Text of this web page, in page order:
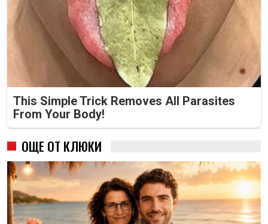
This Simple Trick Removes All Parasites
From Your Body!
ОЩЕ ОТ КЛЮКИ